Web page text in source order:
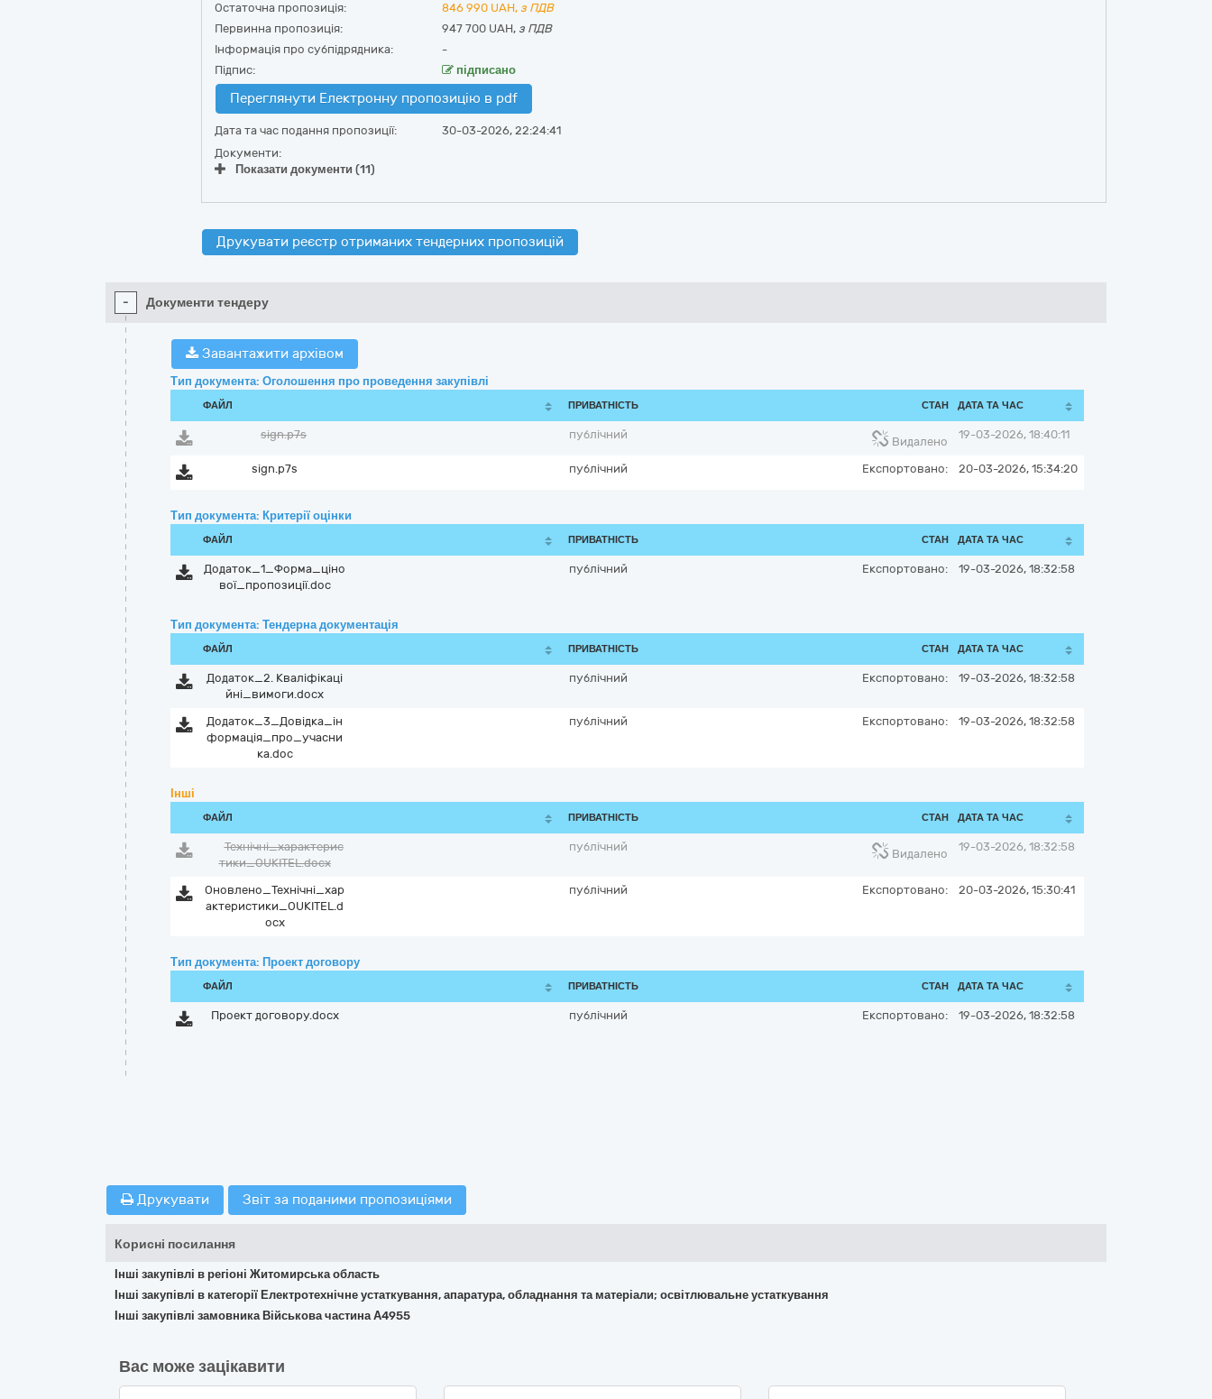
Остаточна пропозиція:
846 990 UAH, з ПДВ
Первинна пропозиція:
947 700 UAH, з ПДВ
Інформація про субпідрядника:
-
Підпис:
підписано
Переглянути Електронну пропозицію в pdf
Дата та час подання пропозиції:
30-03-2026, 22:24:41
Документи:
Показати документи (11)
Друкувати реєстр отриманих тендерних пропозицій
- Документи тендеру
Завантажити архівом
Тип документа: Оголошення про проведення закупівлі
ФАЙЛ ПРИВАТНІСТЬ СТАН ДАТА ТА ЧАС
sign.p7s публічний
Видалено
19-03-2026, 18:40:11
sign.p7s публічний Експортовано: 20-03-2026, 15:34:20
Тип документа: Критерії оцінки
ФАЙЛ ПРИВАТНІСТЬ СТАН ДАТА ТА ЧАС
Додаток_1_Форма_ціно
вої_пропозиції.doc
публічний Експортовано: 19-03-2026, 18:32:58
Тип документа: Тендерна документація
ФАЙЛ ПРИВАТНІСТЬ СТАН ДАТА ТА ЧАС
Додаток_2. Кваліфікаці
йні_вимоги.docx
публічний Експортовано: 19-03-2026, 18:32:58
Додаток_3_Довідка_ін
формація_про_учасни
ка.doc
публічний Експортовано: 19-03-2026, 18:32:58
Інші
ФАЙЛ ПРИВАТНІСТЬ СТАН ДАТА ТА ЧАС
Технічні_характерис
тики_OUKITEL.docx
публічний
Видалено
19-03-2026, 18:32:58
Оновлено_Технічні_хар
актеристики_OUKITEL.d
ocx
публічний Експортовано: 20-03-2026, 15:30:41
Тип документа: Проект договору
ФАЙЛ ПРИВАТНІСТЬ СТАН ДАТА ТА ЧАС
Проект договору.docx публічний Експортовано: 19-03-2026, 18:32:58
Друкувати Звіт за поданими пропозиціями
Корисні посилання
Інші закупівлі в регіоні Житомирська область
Інші закупівлі в категорії Електротехнічне устаткування, апаратура, обладнання та матеріали; освітлювальне устаткування
Інші закупівлі замовника Військова частина А4955
Вас може зацікавити